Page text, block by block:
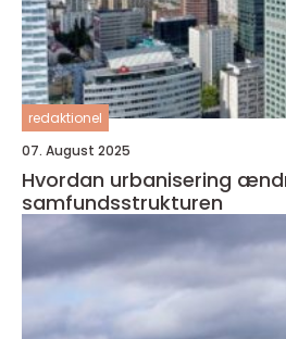
redaktionel
07. August 2025
Hvordan urbanisering
samfundsstrukturen